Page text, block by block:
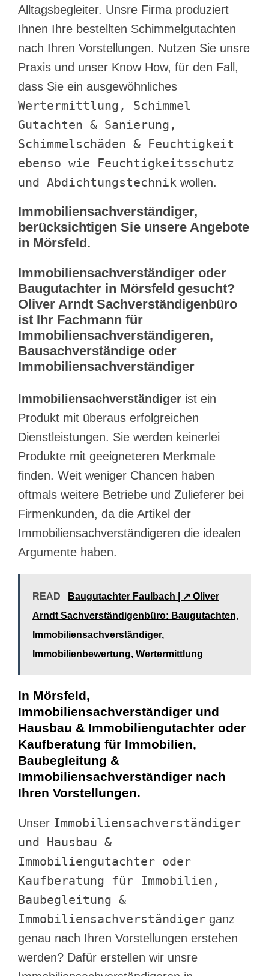
Alltagsbegleiter. Unsre Firma produziert
Ihnen Ihre bestellten Schimmelgutachten
nach Ihren Vorstellungen. Nutzen Sie unsre
Praxis und unser Know How, für den Fall,
dass Sie ein ausgewöhnliches
Wertermittlung, Schimmel
Gutachten & Sanierung,
Schimmelschäden & Feuchtigkeit
ebenso wie Feuchtigkeitsschutz
und Abdichtungstechnik wollen.
Immobiliensachverständiger,
berücksichtigen Sie unsere Angebote
in Mörsfeld.
Immobiliensachverständiger oder
Baugutachter in Mörsfeld gesucht?
Oliver Arndt Sachverständigenbüro
ist Ihr Fachmann für
Immobiliensachverständigeren,
Bausachverständige oder
Immobiliensachverständiger
Immobiliensachverständiger ist ein
Produkt mit überaus erfolgreichen
Dienstleistungen. Sie werden keinerlei
Produkte mit geeigneteren Merkmale
finden. Weit weniger Chancen haben
oftmals weitere Betriebe und Zulieferer bei
Firmenkunden, da die Artikel der
Immobiliensachverständigeren die idealen
Argumente haben.
READ
Baugutachter Faulbach | ↗️ Oliver
Arndt Sachverständigenbüro: Baugutachten,
Immobiliensachverständiger,
Immobilienbewertung, Wertermittlung
In Mörsfeld,
Immobiliensachverständiger und
Hausbau & Immobiliengutachter oder
Kaufberatung für Immobilien,
Baubegleitung &
Immobiliensachverständiger nach
Ihren Vorstellungen.
Unser Immobiliensachverständiger
und Hausbau &
Immobiliengutachter oder
Kaufberatung für Immobilien,
Baubegleitung &
Immobiliensachverständiger ganz
genau nach Ihren Vorstellungen erstehen
werden? Dafür erstellen wir unsre